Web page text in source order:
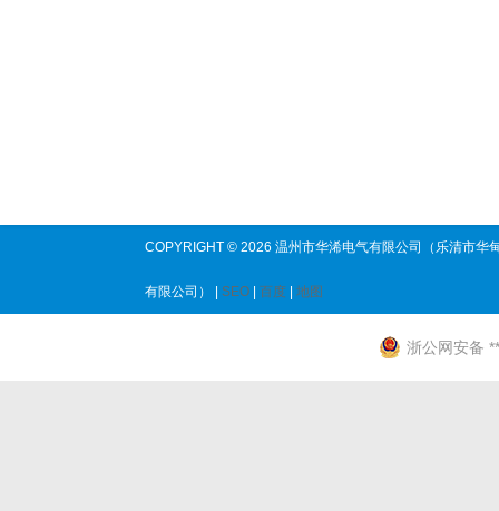
COPYRIGHT © 2026 温州市华浠电气有限公司（乐清市华
有限公司） | SEO 百度 地图
浙公网安备